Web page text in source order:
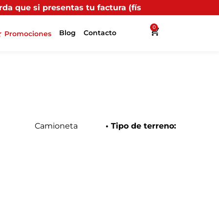
tu factura (física o digital) en uno de nuestros
Promociones Blog Contacto
0
Camioneta • Tipo de terreno: